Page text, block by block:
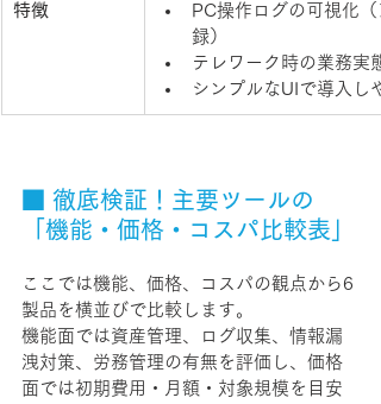
特徴
PC操作ログの可視化
録）
テレワーク時の業務実
シンプルなUIで導入し
■ 徹底検証！主要ツールの
「機能・価格・コスパ比較表」
ここでは機能、価格、コスパの観点から6
製品を横並びで比較します。
機能面では資産管理、ログ収集、情報漏
洩対策、労務管理の有無を評価し、価格
面では初期費用・月額・対象規模を目安